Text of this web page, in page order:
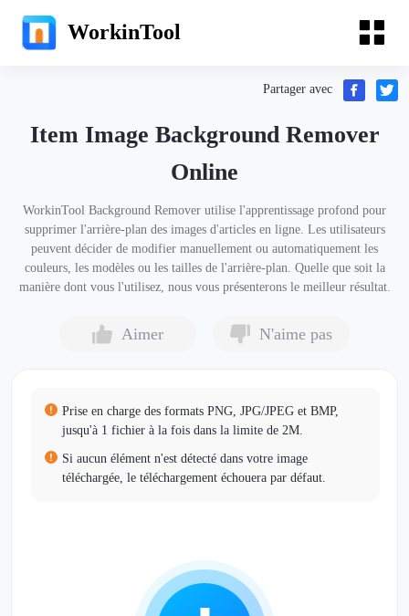
WorkinTool
Partager avec
Item Image Background Remover
Online
WorkinTool Background Remover utilise l'apprentissage profond pour
supprimer l'arrière-plan des images d'articles en ligne. Les utilisateurs
peuvent décider de modifier manuellement ou automatiquement les
couleurs, les modèles ou les tailles de l'arrière-plan. Quelle que soit la
manière dont vous l'utilisez, nous vous présenterons le meilleur résultat.
Aimer N'aime pas
Prise en charge des formats PNG, JPG/JPEG et BMP,
jusqu'à 1 fichier à la fois dans la limite de 2M.
Si aucun élément n'est détecté dans votre image
téléchargée, le téléchargement échouera par défaut.